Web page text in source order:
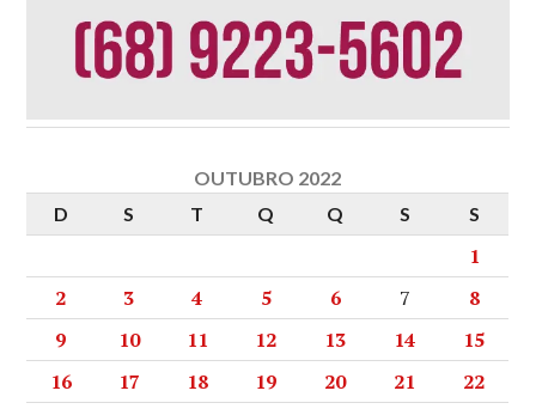
OUTUBRO 2022
D
S T Q Q S S
1
2
3 4 5 6 7
8
9
10 11 12 13 14
15
16
17 18 19 20 21
22